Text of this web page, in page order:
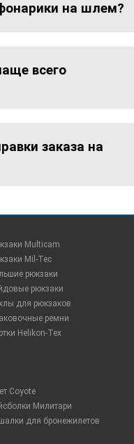
на шлем?
всего
заказа на
Multicam
Mil-Tec
рюкзаки
рюкзаки
для рюкзаков
ремни
Helikon-Tex
Coyote
Милитари
для бронежилетов